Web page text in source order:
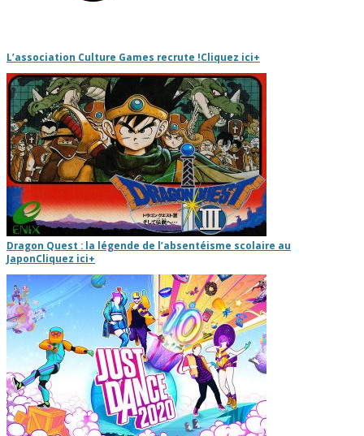
L’association Culture Games recrute !Cliquez ici+
Dragon Quest : la légende de l’absentéisme scolaire au
JaponCliquez ici+